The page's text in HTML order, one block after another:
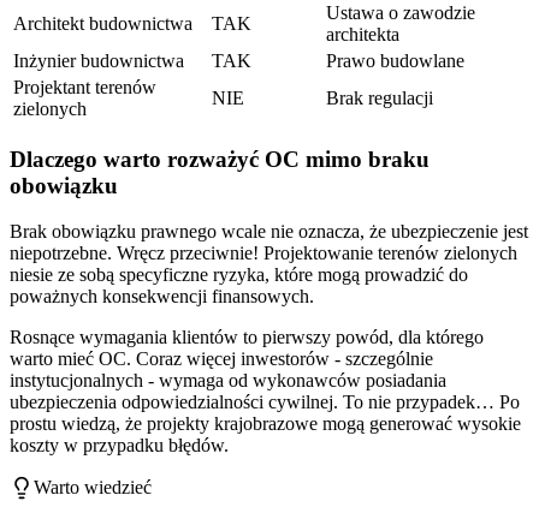
Architekt budownictwa TAK
Ustawa o zawodzie
architekta
Inżynier budownictwa
TAK
Prawo budowlane
Projektant terenów
zielonych
NIE Brak regulacji
Dlaczego warto rozważyć OC mimo braku
obowiązku
Brak obowiązku prawnego wcale nie oznacza, że ubezpieczenie jest
niepotrzebne. Wręcz przeciwnie! Projektowanie terenów zielonych
niesie ze sobą specyficzne ryzyka, które mogą prowadzić do
poważnych konsekwencji finansowych.
Rosnące wymagania klientów to pierwszy powód, dla którego
warto mieć OC. Coraz więcej inwestorów - szczególnie
instytucjonalnych - wymaga od wykonawców posiadania
ubezpieczenia odpowiedzialności cywilnej. To nie przypadek… Po
prostu wiedzą, że projekty krajobrazowe mogą generować wysokie
koszty w przypadku błędów.
Warto wiedzieć